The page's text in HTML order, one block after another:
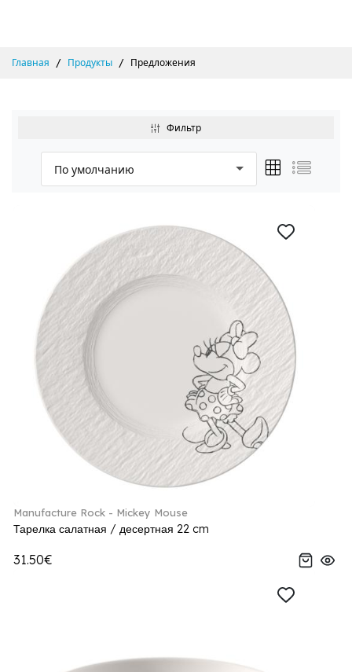
Главная Продукты Предложения
Фильтр
Manufacture Rock - Mickey Mouse
Тарелка салатная / десертная 22 cm
31.50€